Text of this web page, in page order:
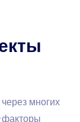
многих